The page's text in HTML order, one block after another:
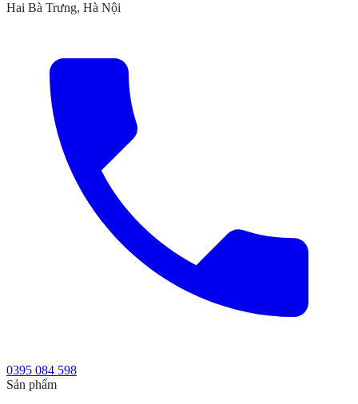
Hai Bà Trưng, Hà Nội
0395 084 598
Sản phẩm